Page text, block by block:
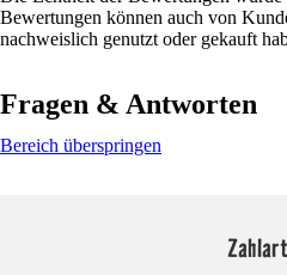
Bewertungen können auch von
nachweislich genutzt oder gekauft
Fragen & Antworten
Bereich überspringen